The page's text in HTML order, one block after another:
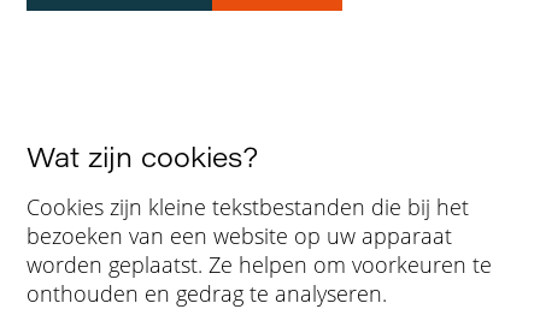
Wat zijn cookies?
Cookies zijn kleine tekstbestanden die bij het
bezoeken van een website op uw apparaat
worden geplaatst. Ze helpen om voorkeuren te
onthouden en gedrag te analyseren.